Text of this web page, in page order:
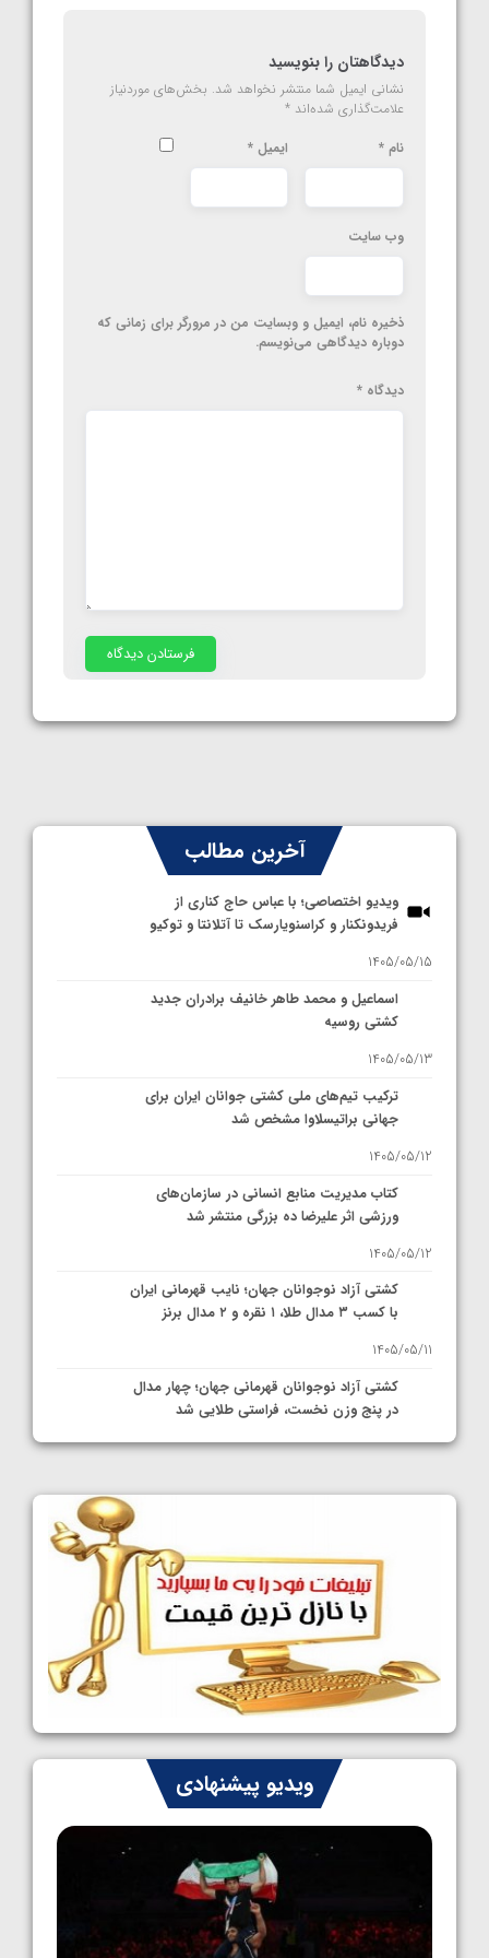
دیدگاهتان را بنویسید
نشانی ایمیل شما منتشر نخواهد شد. بخش‌های موردنیاز
علامت‌گذاری شده‌اند *
نام * ایمیل *
وب‌ سایت
ذخیره نام، ایمیل و وبسایت من در مرورگر برای زمانی که
دوباره دیدگاهی می‌نویسم.
دیدگاه *
آخرین مطالب
ویدیو اختصاصی؛ با عباس حاج کناری از
فریدونکنار و کراسنویارسک تا آتلانتا و توکیو
1405/05/15
اسماعیل و محمد طاهر خانیف برادران جدید
کشتی روسیه
1405/05/13
ترکیب تیم‌های ملی کشتی جوانان ایران برای
جهانی براتیسلاوا مشخص شد
1405/05/12
کتاب مدیریت منابع انسانی در سازمان‌های
ورزشی اثر علیرضا ده بزرگی منتشر شد
1405/05/12
کشتی آزاد نوجوانان جهان؛ نایب قهرمانی ایران
با کسب ۳ مدال طلا، ۱ نقره و ۲ مدال برنز
1405/05/11
کشتی آزاد نوجوانان قهرمانی جهان؛ چهار مدال
در پنج وزن نخست، فراستی طلایی شد
1405/05/11
کشتی آزاد نوجوانان جهان؛ رقبای نمایندگان
ایران مشخص شدند
1405/05/08
کشتی فرنگی نوجوانان جهان؛ سکوی تیمی
سوم برای ایران
1405/05/07
ایران چشم به راه چهار مدال در پنج وزن دوم
کشتی فرنگی نوجوانان جهان
1405/05/06
ویدیو پیشنهادی